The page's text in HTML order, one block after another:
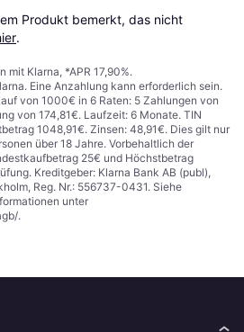
Produkt bemerkt, das nicht
.
mit Klarna, *APR 17,90%.
Eine Anzahlung kann erforderlich sein.
von 1000€ in 6 Raten: 5 Zahlungen von
von 174,81€. Laufzeit: 6 Monate. TIN
1048,91€. Zinsen: 48,91€. Dies gilt nur
über 18 Jahre. Vorbehaltlich der
25€ und Höchstbetrag
Kreditgeber: Klarna Bank AB (publ),
Reg. Nr.: 556737-0431. Siehe
unter
.